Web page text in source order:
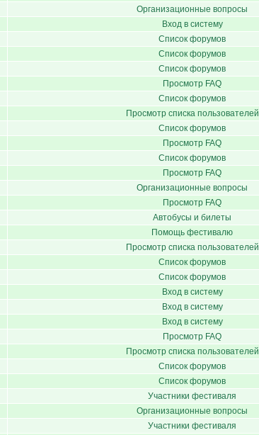
Организационные вопросы
Вход в систему
Список форумов
Список форумов
Список форумов
Просмотр FAQ
Список форумов
Просмотр списка пользователей
Список форумов
Просмотр FAQ
Список форумов
Просмотр FAQ
Организационные вопросы
Просмотр FAQ
Автобусы и билеты
Помощь фестивалю
Просмотр списка пользователей
Список форумов
Список форумов
Вход в систему
Вход в систему
Вход в систему
Просмотр FAQ
Просмотр списка пользователей
Список форумов
Список форумов
Участники фестиваля
Организационные вопросы
Участники фестиваля